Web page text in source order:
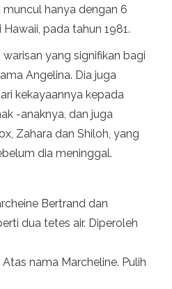
hanya dengan 6
pada tahun 1981.
yang signifikan bagi
Angelina. Dia juga
kekayaannya kepada
-anaknya, dan juga
Zahara dan Shiloh, yang
dia meninggal.
Bertrand dan
dua tetes air. Diperoleh
Atas nama Marcheline. Pulih